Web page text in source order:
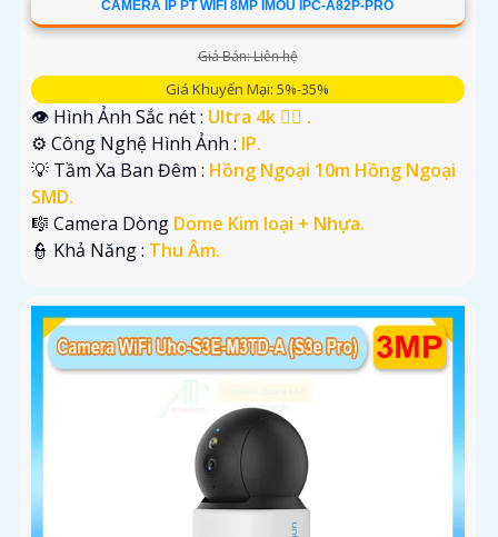
CAMERA IP PT WIFI 8MP IMOU IPC-A82P-PRO
Giá Bán: Liên hệ
Giá Khuyến Mại: 5%-35%
👁 Hình Ảnh Sắc nét : Ultra 4k 👍🏾 .
⚙ Công Nghệ Hình Ảnh : IP.
💡 Tầm Xa Ban Đêm : Hồng Ngoại 10m Hồng Ngoại
SMD.
🎼️ Camera Dòng Dome Kim loại + Nhựa.
️👮 Khả Năng : Thu Âm.